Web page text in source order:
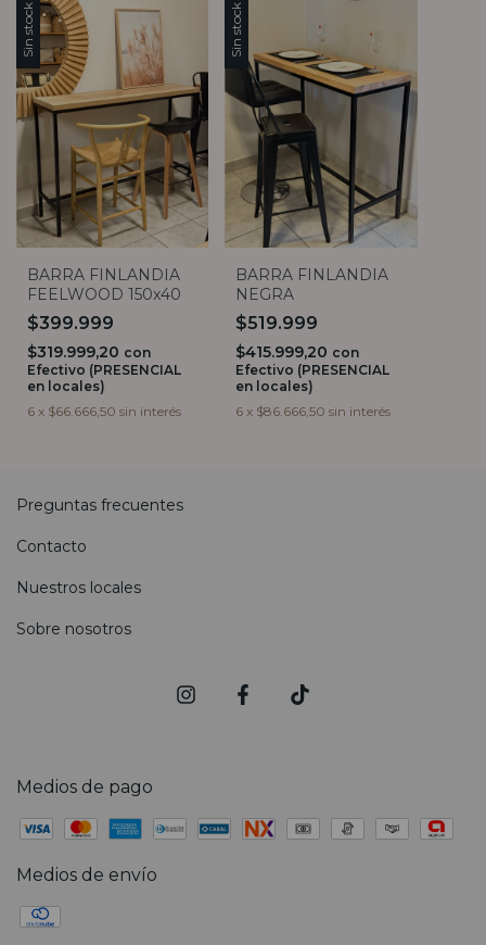
Sin stock
BARRA FINLANDIA
FEELWOOD 150x40
$399.999
$319.999,20 con
Efectivo (PRESENCIAL
en locales)
6 x $66.666,50 sin interés
Sin stock
BARRA FINLANDIA
NEGRA
$519.999
$415.999,20 con
Efectivo (PRESENCIAL
en locales)
6 x $86.666,50 sin interés
Preguntas frecuentes
Contacto
Nuestros locales
Sobre nosotros
Medios de pago
Medios de envío